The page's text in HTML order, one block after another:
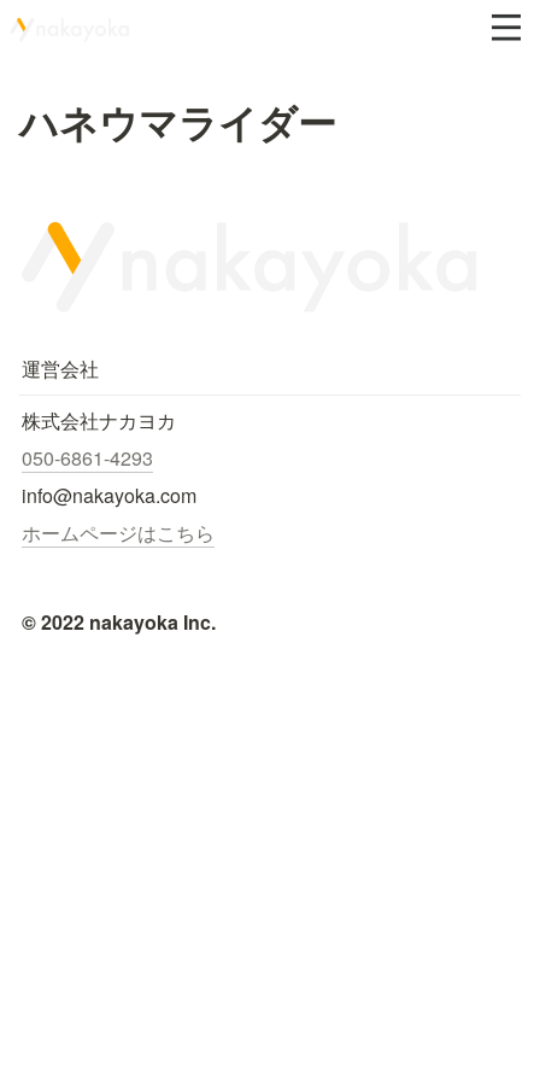
ハネウマライダー
運営会社
株式会社ナカヨカ
050-6861-4293
info@nakayoka.com
ホームページはこちら
© 2022 nakayoka Inc.